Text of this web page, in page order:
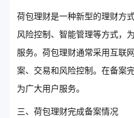
荷包理财是一种新型的理财方
风险控制、智能管理等方式，
服务。荷包理财通常采用互联
案、交易和风险控制。在备案
为广大用户服务。
三、荷包理财完成备案情况